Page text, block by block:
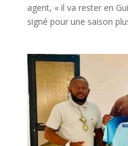
agent, « il va rester en
signé pour une saison